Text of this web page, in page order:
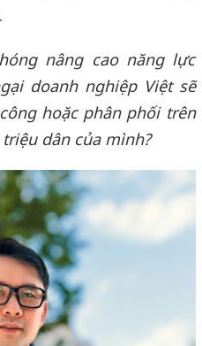
nâng cao năng lực
doanh nghiệp Việt sẽ
hoặc phân phối trên
dân của mình?